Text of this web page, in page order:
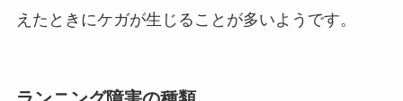
えたときにケガが生じることが多いようです。
ランニング障害の種類